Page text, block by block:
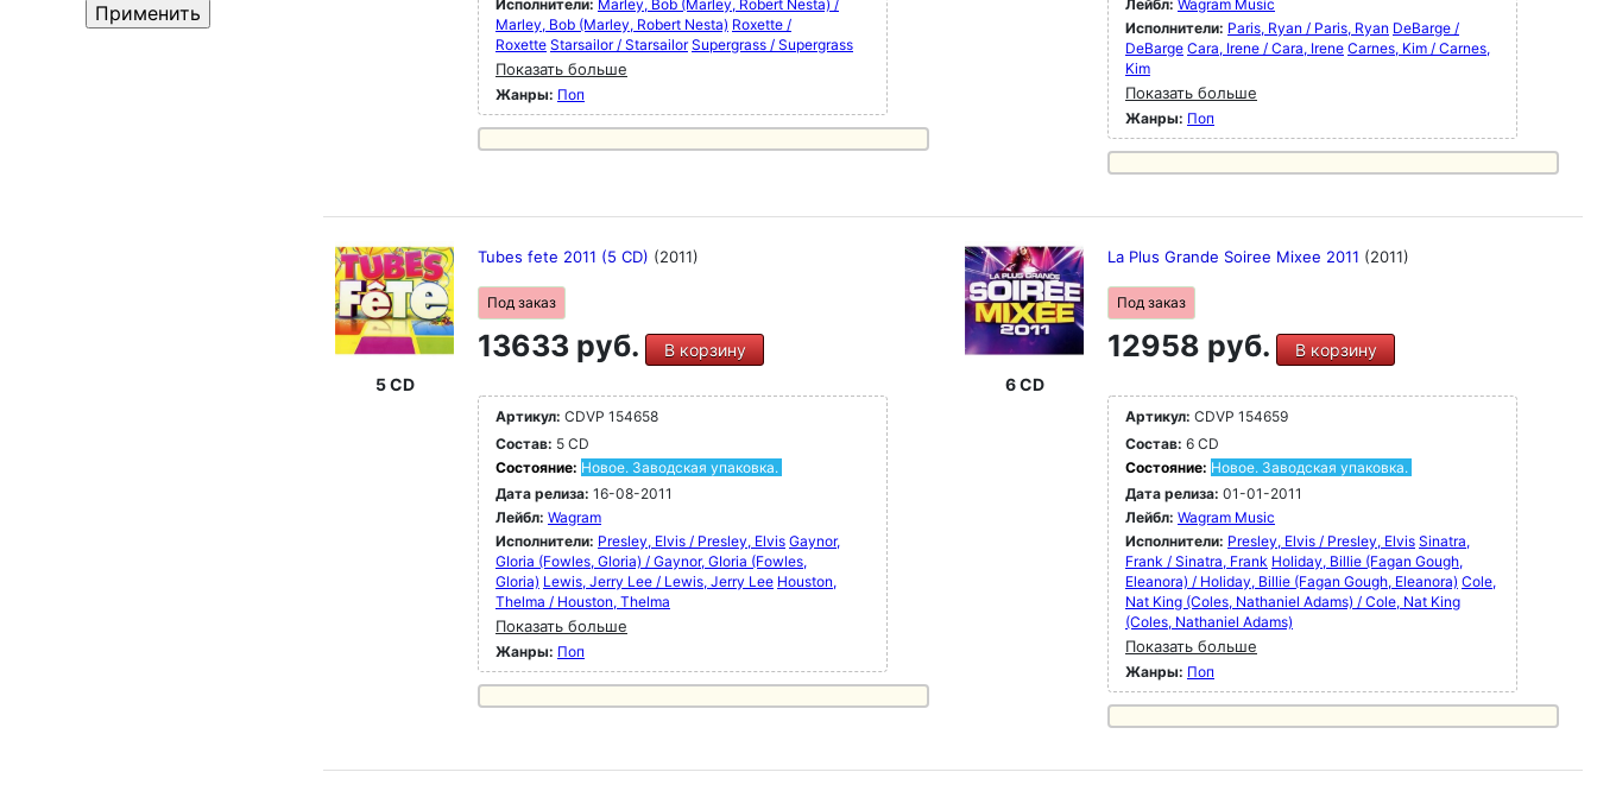
Исполнители: Marley, Bob (Marley, Robert Nesta) /
Marley, Bob (Marley, Robert Nesta) Roxette /
Roxette Starsailor / Starsailor Supergrass / Supergrass
Показать больше
Жанры: Поп
Лейбл: Wagram Music
Исполнители: Paris, Ryan / Paris, Ryan DeBarge /
DeBarge Cara, Irene / Cara, Irene Carnes, Kim / Carnes,
Kim
Показать больше
Жанры: Поп
5 CD
Tubes fete 2011 (5 CD) (2011)
Под заказ
13633 руб. В корзину
Артикул: CDVP 154658
Состав: 5 CD
Состояние: Новое. Заводская упаковка.
Дата релиза: 16-08-2011
Лейбл: Wagram
Исполнители: Presley, Elvis / Presley, Elvis Gaynor,
GIoria (Fowles, Gloria) / Gaynor, GIoria (Fowles,
Gloria) Lewis, Jerry Lee / Lewis, Jerry Lee Houston,
Thelma / Houston, Thelma
Показать больше
Жанры: Поп
6 CD
La Plus Grande Soiree Mixee 2011 (2011)
Под заказ
12958 руб. В корзину
Артикул: CDVP 154659
Состав: 6 CD
Состояние: Новое. Заводская упаковка.
Дата релиза: 01-01-2011
Лейбл: Wagram Music
Исполнители: Presley, Elvis / Presley, Elvis Sinatra,
Frank / Sinatra, Frank Holiday, Billie (Fagan Gough,
Eleanora) / Holiday, Billie (Fagan Gough, Eleanora) Cole,
Nat King (Coles, Nathaniel Adams) / Cole, Nat King
(Coles, Nathaniel Adams)
Показать больше
Жанры: Поп